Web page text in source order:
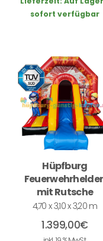
sofort verfügbar
Hüpfburg
mit Rutsche
4,70 x 3,10 x 3,20 m
1.399,00€